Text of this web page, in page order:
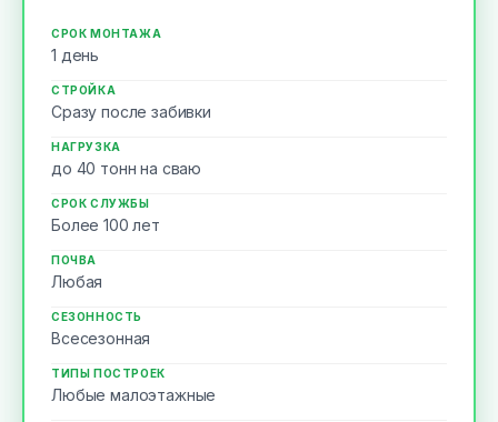
СРОК МОНТАЖА
1 день
СТРОЙКА
Сразу после забивки
НАГРУЗКА
до 40 тонн на сваю
СРОК СЛУЖБЫ
Более 100 лет
ПОЧВА
Любая
СЕЗОННОСТЬ
Всесезонная
ТИПЫ ПОСТРОЕК
Любые малоэтажные